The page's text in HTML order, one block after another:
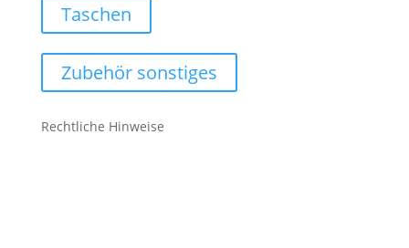
Taschen
Zubehör sonstiges
Rechtliche Hinweise